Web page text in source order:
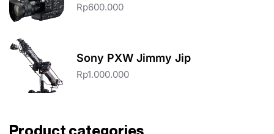
Rp600.000
Sony PXW Jimmy Jip
Rp1.000.000